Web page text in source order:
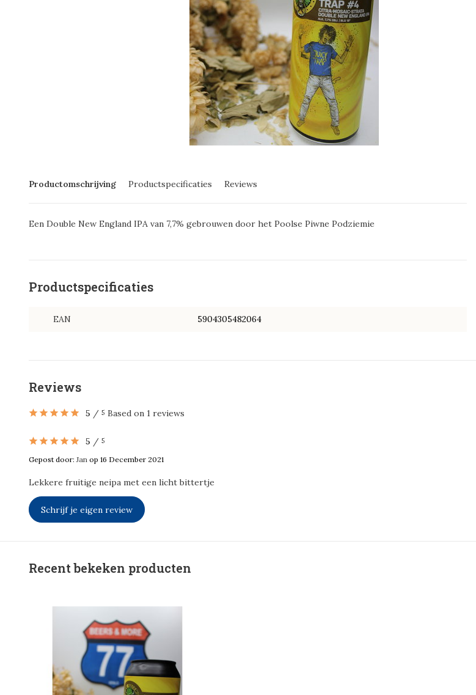
Productomschrijving Productspecificaties Reviews
Een Double New England IPA van 7,7% gebrouwen door het Poolse Piwne Podziemie
Productspecificaties
EAN 5904305482064
Reviews
5 / 5 Based on 1 reviews
5 / 5
Gepost door:Jan op 16 December 2021
Lekkere fruitige neipa met een licht bittertje
Schrijf je eigen review
Recent bekeken producten